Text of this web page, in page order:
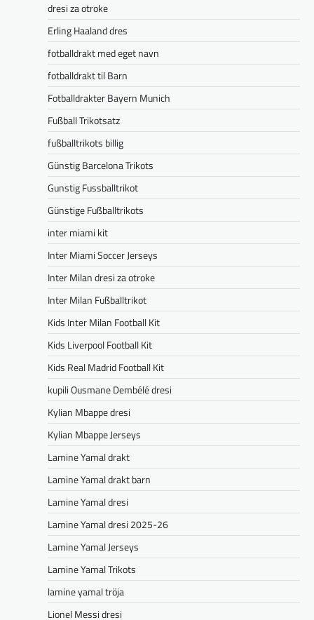
dresi za otroke
Erling Haaland dres
fotballdrakt med eget navn
fotballdrakt til Barn
Fotballdrakter Bayern Munich
Fußball Trikotsatz
fußballtrikots billig
Günstig Barcelona Trikots
Gunstig Fussballtrikot
Günstige Fußballtrikots
inter miami kit
Inter Miami Soccer Jerseys
Inter Milan dresi za otroke
Inter Milan Fußballtrikot
Kids Inter Milan Football Kit
Kids Liverpool Football Kit
Kids Real Madrid Football Kit
kupili Ousmane Dembélé dresi
Kylian Mbappe dresi
Kylian Mbappe Jerseys
Lamine Yamal drakt
Lamine Yamal drakt barn
Lamine Yamal dresi
Lamine Yamal dresi 2025-26
Lamine Yamal Jerseys
Lamine Yamal Trikots
lamine yamal tröja
Lionel Messi dresi